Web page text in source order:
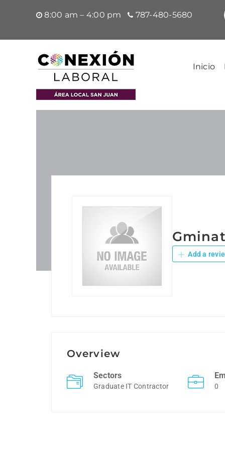
8:00 am – 4:00 pm 787-480-5680
Inicio
Add a
Overview
Sectors
Graduate IT Contractor 0